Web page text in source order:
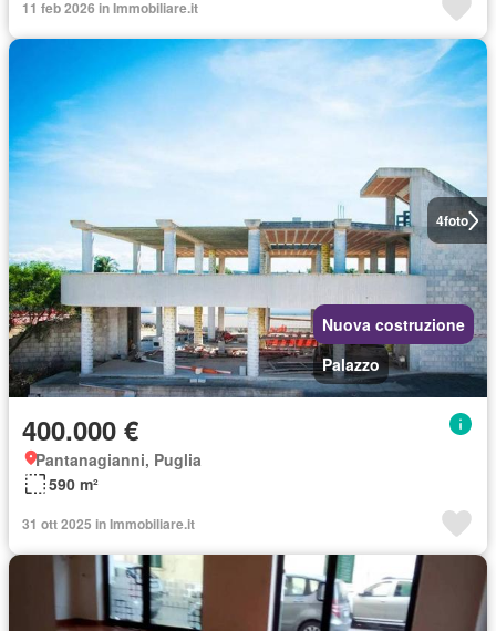
11 feb 2026 in Immobiliare.it
4foto
Nuova costruzione
Palazzo
400.000 €
Pantanagianni, Puglia
590 m²
31 ott 2025 in Immobiliare.it